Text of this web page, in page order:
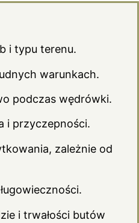
i typu terenu.
warunkach.
podczas wędrówki.
i przyczepności.
zależnie od
i trwałości butów